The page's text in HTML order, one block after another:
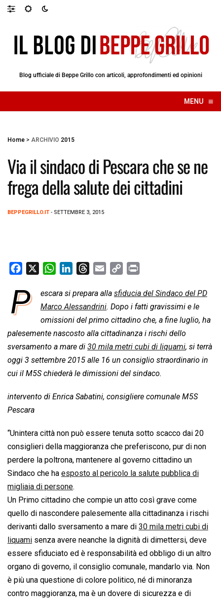
Blog ufficiale di Beppe Grillo con articoli, approfondimenti ed opinioni
MENU ≡
☰
Home > ARCHIVIO 2015
Via il sindaco di Pescara che se ne
frega della salute dei cittadini
BEPPEGRILLO.IT - SETTEMBRE 3, 2015
c
e
o
o
k
W
a
t
s
A
p
p
n
k
e
d
I
n
r
e
a
d
s
a
i
l
p
y
L
i
n
k
i
n
t
P escara si prepara alla sfiducia del Sindaco del PD
Marco Alessandrini. Dopo i fatti gravissimi e le
omissioni del primo cittadino che, a fine luglio, ha
palesemente nascosto alla cittadinanza i rischi dello
sversamento a mare di 30 mila metri cubi di liquami, si terrà
oggi 3 settembre 2015 alle 16 un consiglio straordinario in
cui il M5S chiederà le dimissioni del sindaco.
intervento di Enrica Sabatini, consigliere comunale M5S
Pescara
“Unintera città non può essere tenuta sotto scacco dai 20
consiglieri della maggioranza che preferiscono, pur di non
perdere la poltrona, mantenere al governo cittadino un
Sindaco che ha esposto al pericolo la salute pubblica di
migliaia di persone.
Un Primo cittadino che compie un atto così grave come
quello di nascondere palesemente alla cittadinanza i rischi
derivanti dallo sversamento a mare di 30 mila metri cubi di
liquami senza avere neanche la dignità di dimettersi, deve
essere sfiduciato ed è responsabilità ed obbligo di un altro
organo di governo, il consiglio comunale, mandarlo via. Non
è più una questione di colore politico, né di minoranza
contro maggioranza, ma è un dovere di sicurezza e di